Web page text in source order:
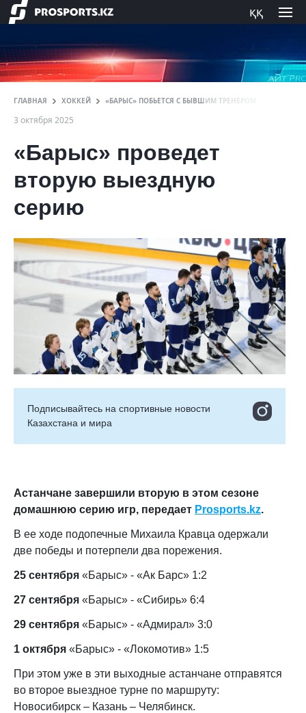
ққ
ГЛАВНАЯ ХОККЕЙ «БАРЫС» ПОБЬЕТСЯ С БЫВШИМ ТРЕНЕРОМ
3 октября 2025
«Барыс» проведет
вторую выездную
серию
Подписывайтесь на cпортивные новости
Казахстана и мира
Астанчане завершили вторую в этом сезоне
домашнюю серию игр, передает Prosports.kz.
В ее ходе подопечные Михаила Кравца одержали
две победы и потерпели два порежения.
25 сентября «Барыс» - «Ак Барс» 1:2
27 сентября «Барыс» - «Сибирь» 6:4
29 сентября «Барыс» - «Адмирал» 3:0
1 октября «Барыс» - «Локомотив» 1:5
При этом уже в эти выходные астанчане отправятся
во второе выездное турне по маршруту:
Новосибирск – Казань – Челябинск.